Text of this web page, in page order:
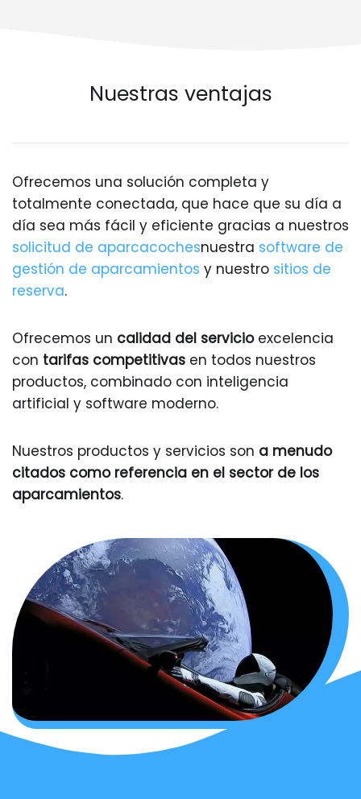
Nuestras ventajas
Ofrecemos una solución completa y
totalmente conectada, que hace que su día a
día sea más fácil y eficiente gracias a nuestros
solicitud de aparcacochesnuestra software de
gestión de aparcamientos y nuestro sitios de
reserva.
Ofrecemos un calidad del servicioexcelencia
con tarifas competitivas en todos nuestros
productos, combinado con inteligencia
artificial y software moderno.
Nuestros productos y servicios son a menudo
citados como referencia en el sector de los
aparcamientos.